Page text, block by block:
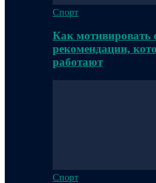
Спорт
Как мотивировать
рекомендации,
работают
Спорт